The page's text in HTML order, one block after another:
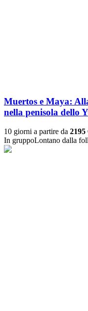
Muertos e Maya:
nella penisola dello
10 giorni a partire da 2195
In gruppoLontano dalla